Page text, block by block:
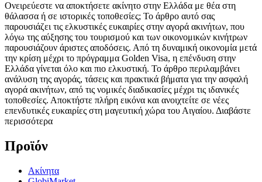
Ονειρεύεστε να αποκτήσετε ακίνητο στην Ελλάδα με θέα στη
θάλασσα ή σε ιστορικές τοποθεσίες; Το άρθρο αυτό σας
παρουσιάζει τις ελκυστικές ευκαιρίες στην αγορά ακινήτων, που
λόγω της αύξησης του τουρισμού και των οικονομικών κινήτρων
παρουσιάζουν άριστες αποδόσεις. Από τη δυναμική οικονομία μετά
την κρίση μέχρι το πρόγραμμα Golden Visa, η επένδυση στην
Ελλάδα γίνεται όλο και πιο ελκυστική. Το άρθρο περιλαμβάνει
ανάλυση της αγοράς, τάσεις και πρακτικά βήματα για την ασφαλή
αγορά ακινήτων, από τις νομικές διαδικασίες μέχρι τις ιδανικές
τοποθεσίες. Αποκτήστε πλήρη εικόνα και ανοιχτείτε σε νέες
επενδυτικές ευκαιρίες στη μαγευτική χώρα του Αιγαίου. Διαβάστε
περισσότερα
Προϊόν
Ακίνητα